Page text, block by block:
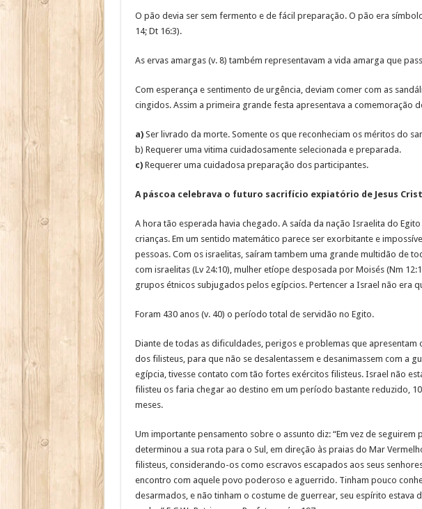
O pão devia ser sem fermento e de fácil preparação. O pão era
14; Dt 16:3).
As ervas amargas (v. 8) também representavam a vida amarga que
Com esperança e sentimento de urgência, deviam comer com as
cingidos. Assim a primeira grande festa apresentava a comemoração
a)Ser livrado da morte. Somente os que reconheciam os méritos do
b) Requerer uma vitima cuidadosamente selecionada e preparada.
c)Requerer uma cuidadosa preparação dos participantes.
A páscoa celebrava o futuro sacrifício expiatório de Jesus
A hora tão esperada havia chegado. A saída da nação Israelita do
crianças. Em um sentido matemático parece ser exorbitante e
pessoas. Com os israelitas, saíram tambem uma grande multidão de
com israelitas (Lv 24:10), mulher etíope desposada por Moisés (Nm
grupos étnicos subjugados pelos egípcios. Pertencer a Israel não era
Foram 430 anos (v. 40) o período total de servidão no Egito.
Diante de todas as dificuldades, perigos e problemas que
dos filisteus, para que não se desalentassem e desanimassem com a
egípcia, tivesse contato com tão fortes exércitos filisteus. Israel não
filisteu os faria chegar ao destino em um período bastante reduzido,
meses.
Um importante pensamento sobre o assunto diz: “Em vez de
determinou a sua rota para o Sul, em direção às praias do Mar
filisteus, considerando-os como escravos escapados aos seus
encontro com aquele povo poderoso e aguerrido. Tinham pouco
desarmados, e não tinham o costume de guerrear, seu espírito